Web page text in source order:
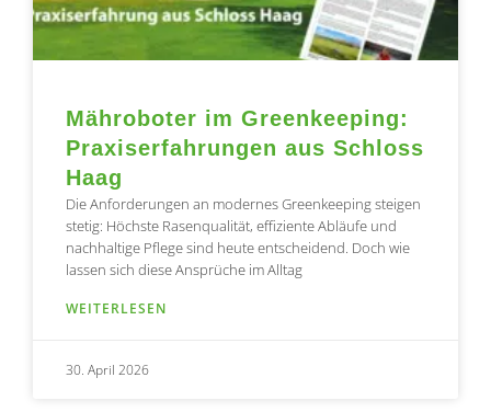
Mähroboter im Greenkeeping:
Praxiserfahrungen aus Schloss
Haag
Die Anforderungen an modernes Greenkeeping steigen
stetig: Höchste Rasenqualität, effiziente Abläufe und
nachhaltige Pflege sind heute entscheidend. Doch wie
lassen sich diese Ansprüche im Alltag
WEITERLESEN
30. April 2026